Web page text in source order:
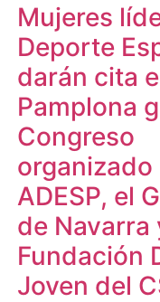
Mujeres
Deporte
darán cita
Pamplona
Congreso
organizado
ADESP, el
de Navarra
Fundación
Joven del